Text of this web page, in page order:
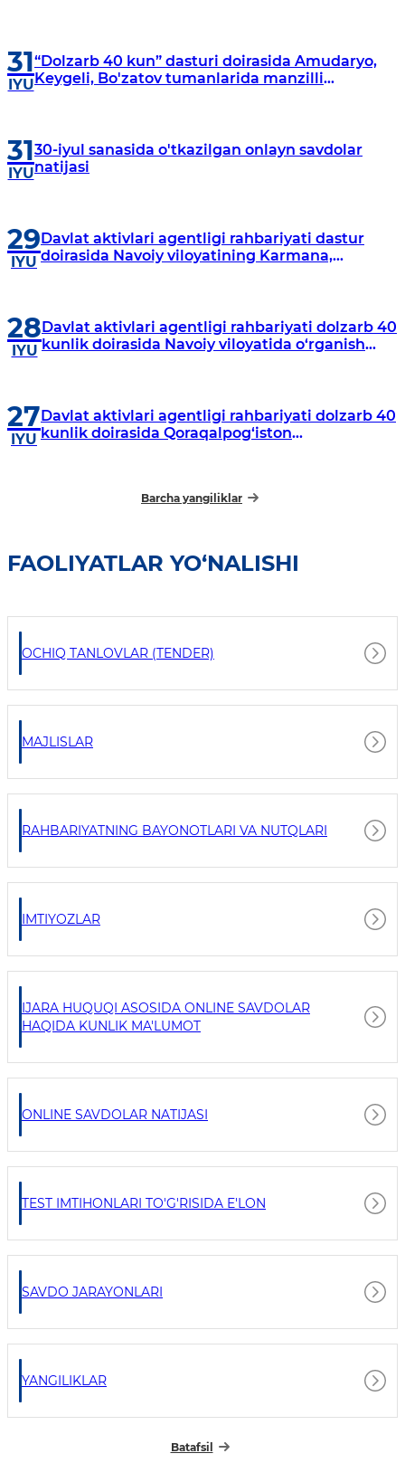
31
IYU
“Dolzarb 40 kun” dasturi doirasida Amudaryo,
Keygeli, Bo'zatov tumanlarida manzilli
31
IYU
30-iyul sanasida o'tkazilgan onlayn savdolar
natijasi
29
IYU
Davlat aktivlari agentligi rahbariyati dastur
doirasida Navoiy viloyatining Karmana,
28
IYU
Davlat aktivlari agentligi rahbariyati dolzarb 40
kunlik doirasida Navoiy viloyatida o‘rganish
27
IYU
Davlat aktivlari agentligi rahbariyati dolzarb 40
kunlik doirasida Qoraqalpog‘iston
Barcha yangiliklar
FAOLIYATLAR YO‘NALISHI
OCHIQ TANLOVLAR (TENDER)
MAJLISLAR
RAHBARIYATNING BAYONOTLARI VA NUTQLARI
IMTIYOZLAR
IJARA HUQUQI ASOSIDA ONLINE SAVDOLAR
HAQIDA KUNLIK MA'LUMOT
ONLINE SAVDOLAR NATIJASI
TEST IMTIHONLARI TO'G'RISIDA E'LON
SAVDO JARAYONLARI
YANGILIKLAR
Batafsil